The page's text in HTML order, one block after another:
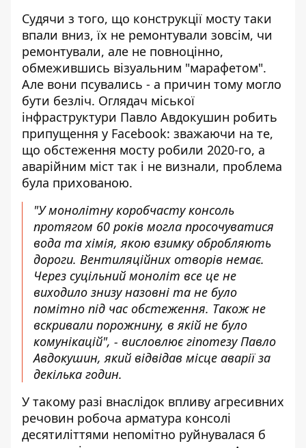
Судячи з того, що конструкції мосту таки
впали вниз, їх не ремонтували зовсім, чи
ремонтували, але не повноцінно,
обмежившись візуальним "марафетом".
Але вони псувались - а причин тому могло
бути безліч. Оглядач міської
інфраструктури Павло Авдокушин робить
припущення у Facebook: зважаючи на те,
що обстеження мосту робили 2020-го, а
аварійним міст так і не визнали, проблема
була прихованою.
"У монолітну коробчасту консоль
протягом 60 років могла просочуватися
вода та хімія, якою взимку обробляють
дороги. Вентиляційних отворів немає.
Через суцільний моноліт все це не
виходило знизу назовні та не було
помітно під час обстеження. Також не
вскривали порожнину, в якій не було
комунікацій", - висловлює гіпотезу Павло
Авдокушин, який відвідав місце аварії за
декілька годин.
У такому разі внаслідок впливу агресивних
речовин робоча арматура консолі
десятиліттями непомітно руйнувалася б